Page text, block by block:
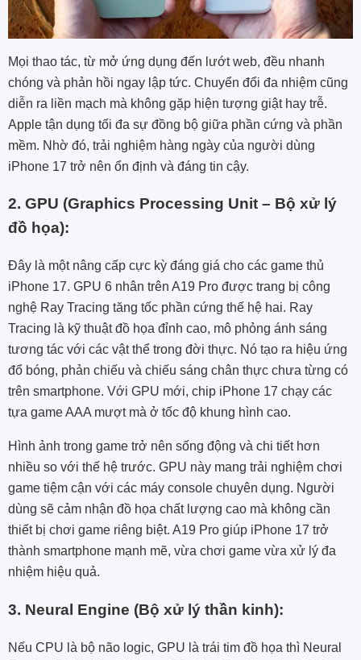
Mọi thao tác, từ mở ứng dụng đến lướt web, đều nhanh
chóng và phản hồi ngay lập tức. Chuyển đổi đa nhiệm cũng
diễn ra liền mạch mà không gặp hiện tượng giật hay trễ.
Apple tận dụng tối đa sự đồng bộ giữa phần cứng và phần
mềm. Nhờ đó, trải nghiệm hàng ngày của người dùng
iPhone 17 trở nên ổn định và đáng tin cậy.
2. GPU (Graphics Processing Unit – Bộ xử lý
đồ họa):
Đây là một nâng cấp cực kỳ đáng giá cho các game thủ
iPhone 17. GPU 6 nhân trên A19 Pro được trang bị công
nghệ Ray Tracing tăng tốc phần cứng thế hệ hai. Ray
Tracing là kỹ thuật đồ họa đỉnh cao, mô phỏng ánh sáng
tương tác với các vật thể trong đời thực. Nó tạo ra hiệu ứng
đổ bóng, phản chiếu và chiếu sáng chân thực chưa từng có
trên smartphone. Với GPU mới, chip iPhone 17 chạy các
tựa game AAA mượt mà ở tốc độ khung hình cao.
Hình ảnh trong game trở nên sống động và chi tiết hơn
nhiều so với thế hệ trước. GPU này mang trải nghiệm chơi
game tiệm cận với các máy console chuyên dụng. Người
dùng sẽ cảm nhận đồ họa chất lượng cao mà không cần
thiết bị chơi game riêng biệt. A19 Pro giúp iPhone 17 trở
thành smartphone mạnh mẽ, vừa chơi game vừa xử lý đa
nhiệm hiệu quả.
3. Neural Engine (Bộ xử lý thần kinh):
Nếu CPU là bộ não logic, GPU là trái tim đồ họa thì Neural